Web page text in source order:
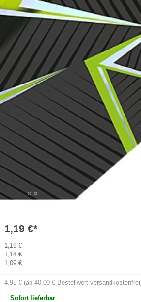
1,19 €*
1,19 €
1,14 €
1,09 €
4,95 € (ab 40,00 € Bestellwert
Sofort lieferbar